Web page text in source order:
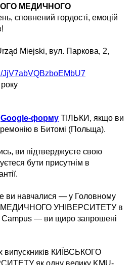
МЕДИЧНОГО
сповнений гордості, емоцій
Miejski, вул. Паркова, 2,
JjV7abVQBzboEMbU7
Google-форму ТІЛЬКИ, якщо ви
в Битомі (Польща).
ви підтверджуєте свою
бути присутнім в
ви навчалися — у Головному
МЕДИЧНОГО УНІВЕРСИТЕТУ в
Campus — ви щиро запрошені
випускників КИЇВСЬКОГО
як одну велику KMU-